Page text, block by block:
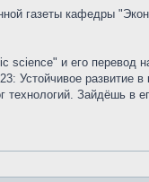
газеты кафедры
и его перевод
Устойчивое развитие в
Зайдёшь в